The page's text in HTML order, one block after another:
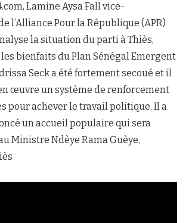
Lamine Aysa Fall vice-
l’Alliance Pour la République (APR)
la situation du parti à Thiès,
bienfaits du Plan Sénégal Emergent
Seck a été fortement secoué et il
œuvre un système de renforcement
pour achever le travail politique. Il a
un accueil populaire qui sera
Ministre Ndèye Rama Guèye,